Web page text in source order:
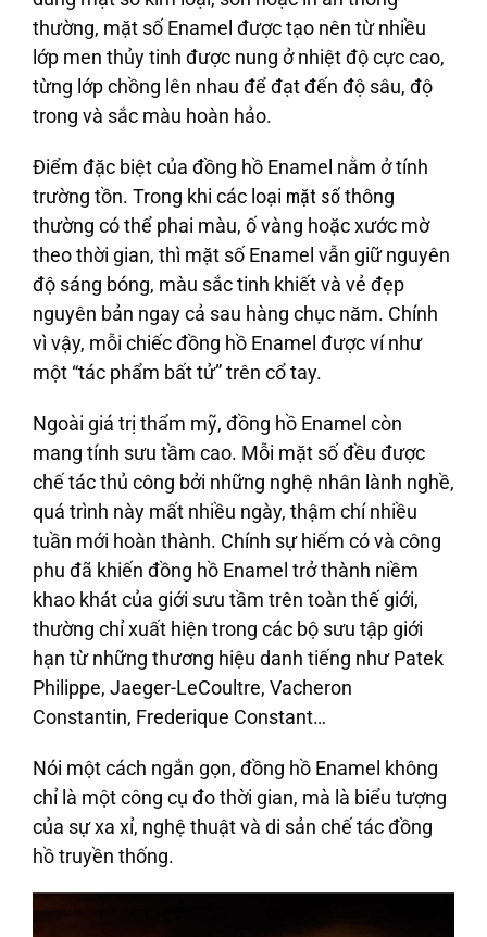
thường, mặt số Enamel được tạo nên từ nhiều
lớp men thủy tinh được nung ở nhiệt độ cực cao,
từng lớp chồng lên nhau để đạt đến độ sâu, độ
trong và sắc màu hoàn hảo.
Điểm đặc biệt của đồng hồ Enamel nằm ở tính
trường tồn. Trong khi các loại mặt sốthông
thường có thể phai màu, ố vàng hoặc xước mờ
theo thời gian, thì mặt số Enamel vẫn giữ nguyên
độ sáng bóng, màu sắc tinh khiết và vẻ đẹp
nguyên bản ngay cả sau hàng chục năm. Chính
vì vậy, mỗi chiếc đồng hồ Enamel được ví như
một “tác phẩm bất tử” trên cổ tay.
Ngoài giá trị thẩm mỹ, đồng hồ Enamel còn
mang tính sưu tầm cao. Mỗi mặt số đều được
chế tác thủ công bởi những nghệ nhân lành nghề,
quá trình này mất nhiều ngày, thậm chí nhiều
tuần mới hoàn thành. Chính sự hiếm có và công
phu đã khiến đồng hồ Enamel trở thành niềm
khao khát của giới sưu tầm trên toàn thế giới,
thường chỉ xuất hiện trong các bộ sưu tập giới
hạn từ những thương hiệu danh tiếng như Patek
Philippe, Jaeger-LeCoultre, Vacheron
Constantin, Frederique Constant…
Nói một cách ngắn gọn, đồng hồ Enamel không
chỉ là một công cụ đo thời gian, mà là biểu tượng
của sự xa xỉ, nghệ thuật và di sản chế tác đồng
hồ truyền thống.